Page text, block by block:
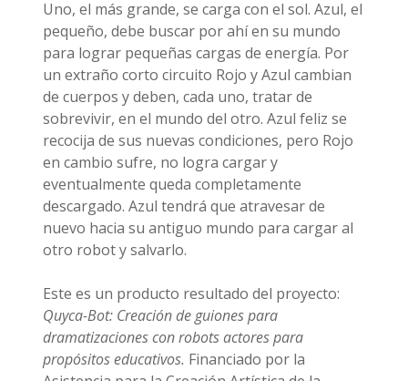
Uno, el más grande, se carga con el sol. Azul, el
pequeño, debe buscar por ahí en su mundo
para lograr pequeñas cargas de energía. Por
un extraño corto circuito Rojo y Azul cambian
de cuerpos y deben, cada uno, tratar de
sobrevivir, en el mundo del otro. Azul feliz se
recocija de sus nuevas condiciones, pero Rojo
en cambio sufre, no logra cargar y
eventualmente queda completamente
descargado. Azul tendrá que atravesar de
nuevo hacia su antiguo mundo para cargar al
otro robot y salvarlo.
Este es un producto resultado del proyecto:
Quyca-Bot: Creación de guiones para
dramatizaciones con robots actores para
propósitos educativos. Financiado por la